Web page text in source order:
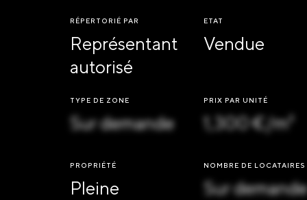
RÉPERTORIÉ PAR
Représentant
autorisé
ETAT
Vendue
TYPE DE ZONE
Sur demande
PRIX PAR UNITÉ
1,300 €/m²
PROPRIÉTÉ
Pleine
NOMBRE DE LOCATAIRES
Sur demande